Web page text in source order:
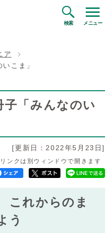
検索 メニュー
ア
こま」
子「みんなのい
[更新日：2022年5月23日]
ンクは別ウィンドウで開きます
れからのま
う